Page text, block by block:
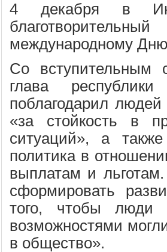
4 декабря в
международному
Со вступительным
глава
поблагодарил
«за стойкость в
ситуаций», а также
политика в
выплатам и
сформировать
того, чтобы люди
возможностями
в общество».